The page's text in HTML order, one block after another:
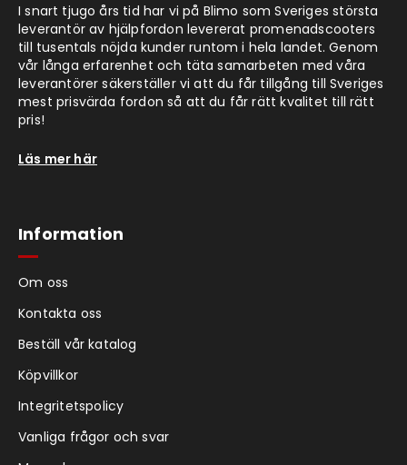
I snart tjugo års tid har vi på Blimo som Sveriges största
leverantör av hjälpfordon levererat promenadscooters
till tusentals nöjda kunder runtom i hela landet. Genom
vår långa erfarenhet och täta samarbeten med våra
leverantörer säkerställer vi att du får tillgång till Sveriges
mest prisvärda fordon så att du får rätt kvalitet till rätt
pris!
Läs mer här
Information
Om oss
Kontakta oss
Beställ vår katalog
Köpvillkor
Integritetspolicy
Vanliga frågor och svar